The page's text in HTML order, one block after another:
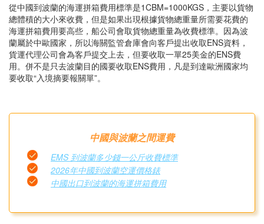
從中國到波蘭的海運拼箱費用標準是1CBM=1000KGS，主要以貨物
總體積的大小來收費，但是如果出現根據貨物總重量所需要花費的
海運拼箱費用要高些，船公司會取貨物總重量為收費標準。因為波
蘭屬於中歐國家，所以海關監管倉庫會向客戶提出收取ENS資料，
貨運代理公司會為客戶提交上去，但要收取一單25美金的ENS費
用。併不是只去波蘭目的國要收取ENS費用，凡是到達歐洲國家均
要收取“入境摘要報關單”。
中國與波蘭之間運費
EMS 到波蘭多少錢一公斤收費標準
2026年中國到波蘭空運價格錶
中國出口到波蘭的海運拼箱費用